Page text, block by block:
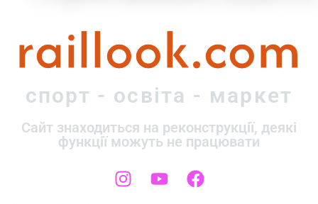
raillook.com
спорт - освіта - маркет
Сайт знаходиться на реконструкції, деякі
функції можуть не працювати